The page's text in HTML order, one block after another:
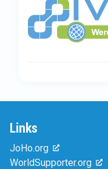
Links
JoHo.org
WorldSupporter.org